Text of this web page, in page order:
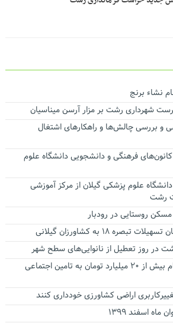
نشاء برنج
شهرداری رشت بر مزار آرسن میناسیان
و بررسی چالش‌ها و راهکارهای اشتغال
فرهنگی و دانشجویی دانشگاه علوم
علوم پزشکی گیلان از مرکز آموزشی
رشت
در روز تعطیل از نانوایی‌های سطح شهر
کارفرمایان شهرستان خمام بیش از ۲۰ میلیارد تومان به تامین اجتماعی
اراضی کشاورزی خودداری کنند
اسفند ۱۳۹۹